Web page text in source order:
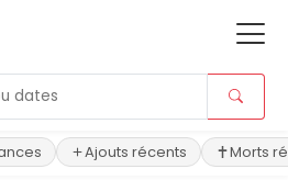
Ajouts récents Morts